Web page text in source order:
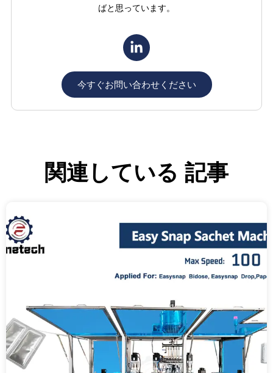
ばと思っています。
今すぐお問い合わせください
関連している 記事